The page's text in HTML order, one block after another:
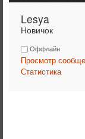
Lesya
Новичок
Оффлайн
Просмотр
Статистика